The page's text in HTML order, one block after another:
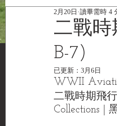
二戰
B-7)
2月20日 讀畢需時 4
已更新： 3月6日
WWII
二戰時期飛
Collections |